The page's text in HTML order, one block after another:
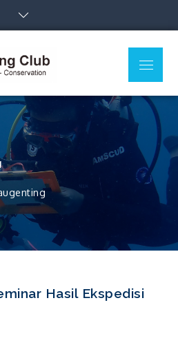
MDC Ilmu
Kelautan
Undip
Menu
Hasil Ekspedisi